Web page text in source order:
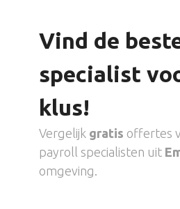
Vind de
specialist
klus!
Vergelijk gratis offertes
payroll specialisten uit
omgeving.